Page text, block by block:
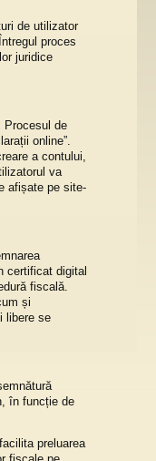
de utilizator
proces
juridice
Procesul de
online”.
a contului,
va
afișate pe site-
certificat digital
fiscală.
și
libere se
în funcție de
preluarea